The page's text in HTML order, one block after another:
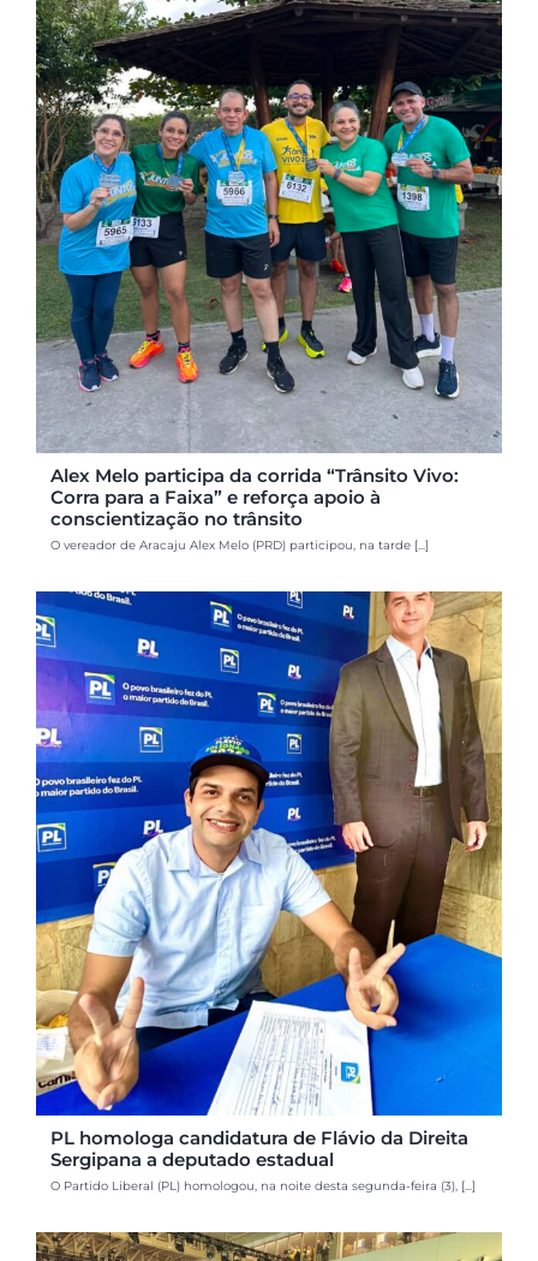
Alex Melo participa da corrida “Trânsito Vivo:
Corra para a Faixa” e reforça apoio à
conscientização no trânsito
O vereador de Aracaju Alex Melo (PRD) participou, na tarde [...]
PL homologa candidatura de Flávio da Direita
Sergipana a deputado estadual
O Partido Liberal (PL) homologou, na noite desta segunda-feira (3), [...]